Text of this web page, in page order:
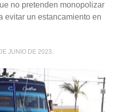
no pretenden monopolizar
evitar un estancamiento en
JUNIO DE 2023.